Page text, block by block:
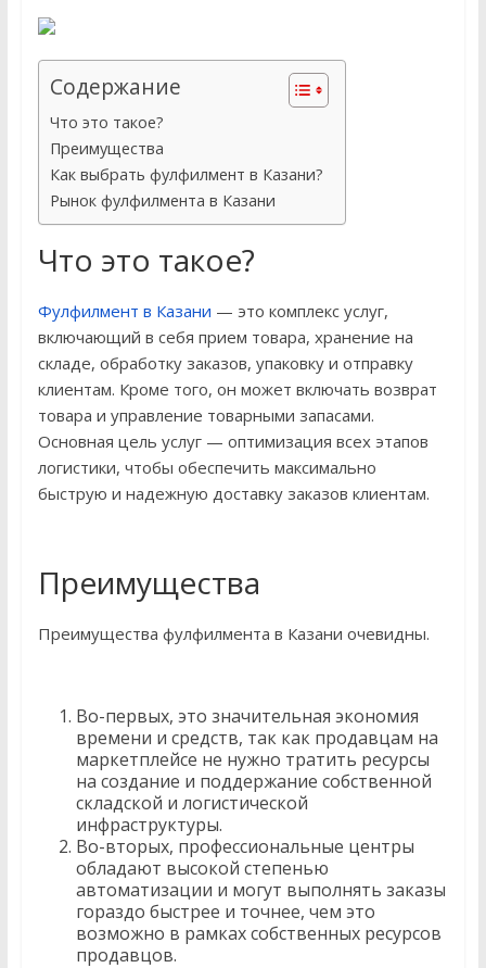
Содержание
Что это такое?
Преимущества
Как выбрать фулфилмент в Казани?
Рынок фулфилмента в Казани
Что это такое?
Фулфилмент в Казани — это комплекс услуг,
включающий в себя прием товара, хранение на
складе, обработку заказов, упаковку и отправку
клиентам. Кроме того, он может включать возврат
товара и управление товарными запасами.
Основная цель услуг — оптимизация всех этапов
логистики, чтобы обеспечить максимально
быструю и надежную доставку заказов клиентам.
Преимущества
Преимущества фулфилмента в Казани очевидны.
Во-первых, это значительная экономия
времени и средств, так как продавцам на
маркетплейсе не нужно тратить ресурсы
на создание и поддержание собственной
складской и логистической
инфраструктуры.
Во-вторых, профессиональные центры
обладают высокой степенью
автоматизации и могут выполнять заказы
гораздо быстрее и точнее, чем это
возможно в рамках собственных ресурсов
продавцов.